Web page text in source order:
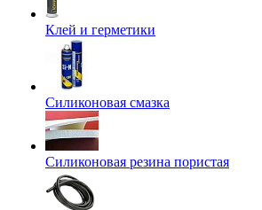
Клей и герметики
Силиконовая смазка
Силиконовая резина пористая